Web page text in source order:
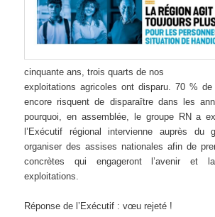
cinquante ans, trois quarts de nos
exploitations agricoles ont disparu. 70 %
encore risquent de disparaître dans les
pourquoi, en assemblée, le groupe RN a
l’Exécutif régional intervienne auprès du
organiser des assises nationales afin de
concrètes qui engageront l’avenir et
exploitations.
Réponse de l’Exécutif : vœu rejeté !